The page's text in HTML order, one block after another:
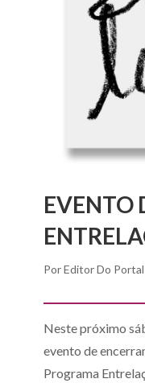
EVENTO
PorEditor Do Portal
Neste próximo
evento de
Programa